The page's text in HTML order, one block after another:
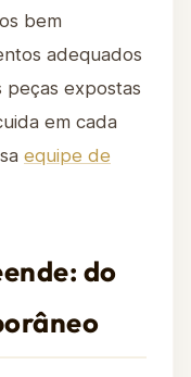
bem
adequados
expostas
em cada
equipe de
do